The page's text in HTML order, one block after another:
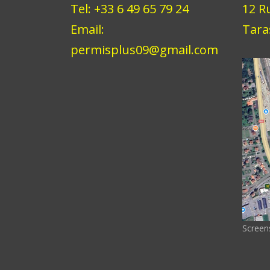
Tel: +33 6 49 65 79 24
Email:
permisplus09@gmail.com
12